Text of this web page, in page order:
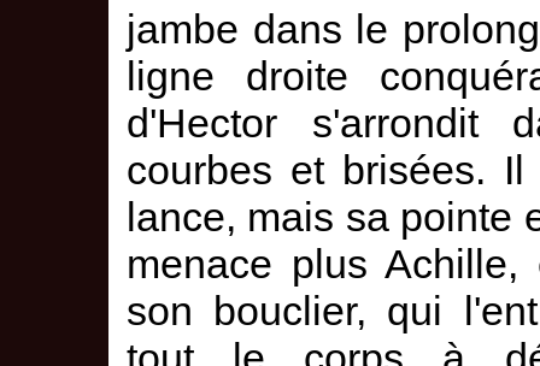
jambe dans le
ligne droite
d'Hector s'arrondit
courbes et brisées.
lance, mais sa pointe
menace plus
son bouclier, qui